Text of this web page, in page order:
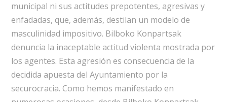
municipal ni sus actitudes prepotentes, agresivas y
enfadadas, que, además, destilan un modelo de
masculinidad impositivo. Bilboko Konpartsak
denuncia la inaceptable actitud violenta mostrada por
los agentes. Esta agresión es consecuencia de la
decidida apuesta del Ayuntamiento por la
securocracia. Como hemos manifestado en